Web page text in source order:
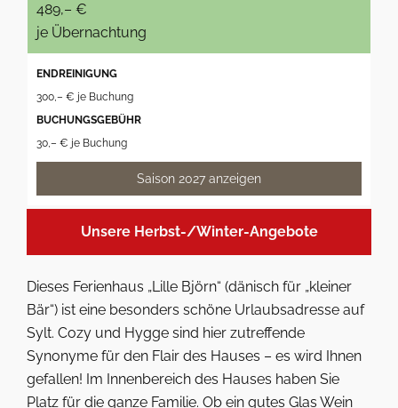
489,– €
je Übernachtung
ENDREINIGUNG
300,– € je Buchung
BUCHUNGSGEBÜHR
30,– € je Buchung
Saison 2027 anzeigen
Unsere Herbst-/Winter-Angebote
Dieses Ferienhaus „Lille Björn“ (dänisch für „kleiner
Bär“) ist eine besonders schöne Urlaubsadresse auf
Sylt. Cozy und Hygge sind hier zutreffende
Synonyme für den Flair des Hauses – es wird Ihnen
gefallen! Im Innenbereich des Hauses haben Sie
Platz für die ganze Familie. Ob ein gutes Glas Wein